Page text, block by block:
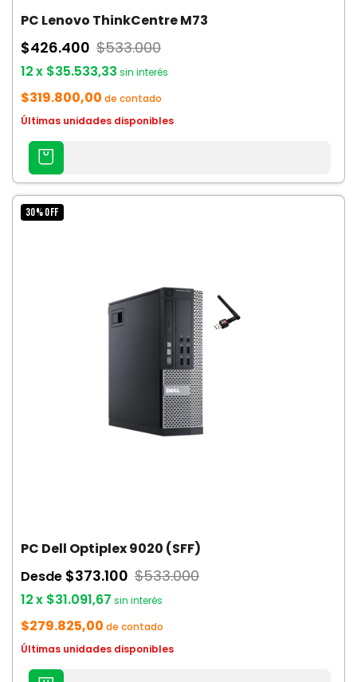
PC Lenovo ThinkCentre M73
$426.400 $533.000
12x $35.533,33 sin interés
$319.800,00 de contado
Últimas unidades disponibles
AGREGAR
CARRITO
30%OFF
PC Dell Optiplex 9020 (SFF)
Desde $373.100 $533.000
12x $31.091,67 sin interés
$279.825,00 de contado
Últimas unidades disponibles
AGREGAR